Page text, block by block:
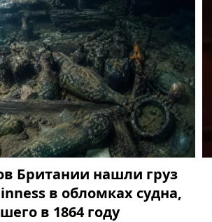
Британии нашли груз
в обломках судна,
в 1864 году